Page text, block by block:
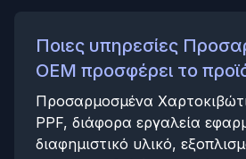
Ποιες υπηρεσίες
OEM προσφέρει το
Προσαρμοσμένα
PPF, διάφορα εργαλεία
διαφημιστικό υλικό,